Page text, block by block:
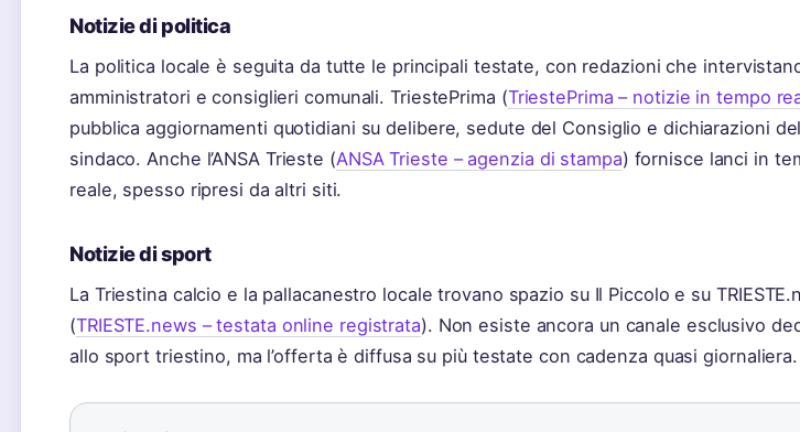
Notizie di politica
La politica locale è seguita da tutte le principali testate, con redazioni che
amministratori e consiglieri comunali. TriestePrima (TriestePrima – notizie in tempo
pubblica aggiornamenti quotidiani su delibere, sedute del Consiglio e dichiarazioni del
sindaco. Anche l’ANSA Trieste (ANSA Trieste – agenzia di stampa) fornisce lanci in
reale, spesso ripresi da altri siti.
Notizie di sport
La Triestina calcio e la pallacanestro locale trovano spazio su Il Piccolo e su
(TRIESTE.news – testata online registrata). Non esiste ancora un canale esclusivo
allo sport triestino, ma l’offerta è diffusa su più testate con cadenza quasi giornaliera.